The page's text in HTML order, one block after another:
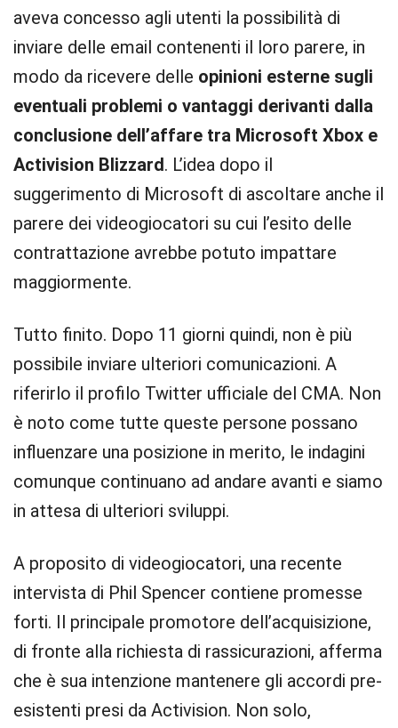
aveva concesso agli utenti la possibilità di
inviare delle email contenenti il loro parere, in
modo da ricevere delle opinioni esterne sugli
eventuali problemi o vantaggi derivanti dalla
conclusione dell’affare tra Microsoft Xbox e
Activision Blizzard. L’idea dopo il
suggerimento di Microsoft di ascoltare anche il
parere dei videogiocatori su cui l’esito delle
contrattazione avrebbe potuto impattare
maggiormente.
Tutto finito. Dopo 11 giorni quindi, non è più
possibile inviare ulteriori comunicazioni. A
riferirlo il profilo Twitter ufficiale del CMA. Non
è noto come tutte queste persone possano
influenzare una posizione in merito, le indagini
comunque continuano ad andare avanti e siamo
in attesa di ulteriori sviluppi.
A proposito di videogiocatori, una recente
intervista di Phil Spencer contiene promesse
forti. Il principale promotore dell’acquisizione,
di fronte alla richiesta di rassicurazioni, afferma
che è sua intenzione mantenere gli accordi pre-
esistenti presi da Activision. Non solo,